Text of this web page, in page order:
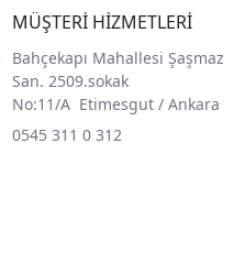
MÜŞTERİ HİZMETLERİ
Bahçekapı Mahallesi Şaşmaz
San. 2509.sokak
No:11/A Etimesgut / Ankara
0545 311 0 312